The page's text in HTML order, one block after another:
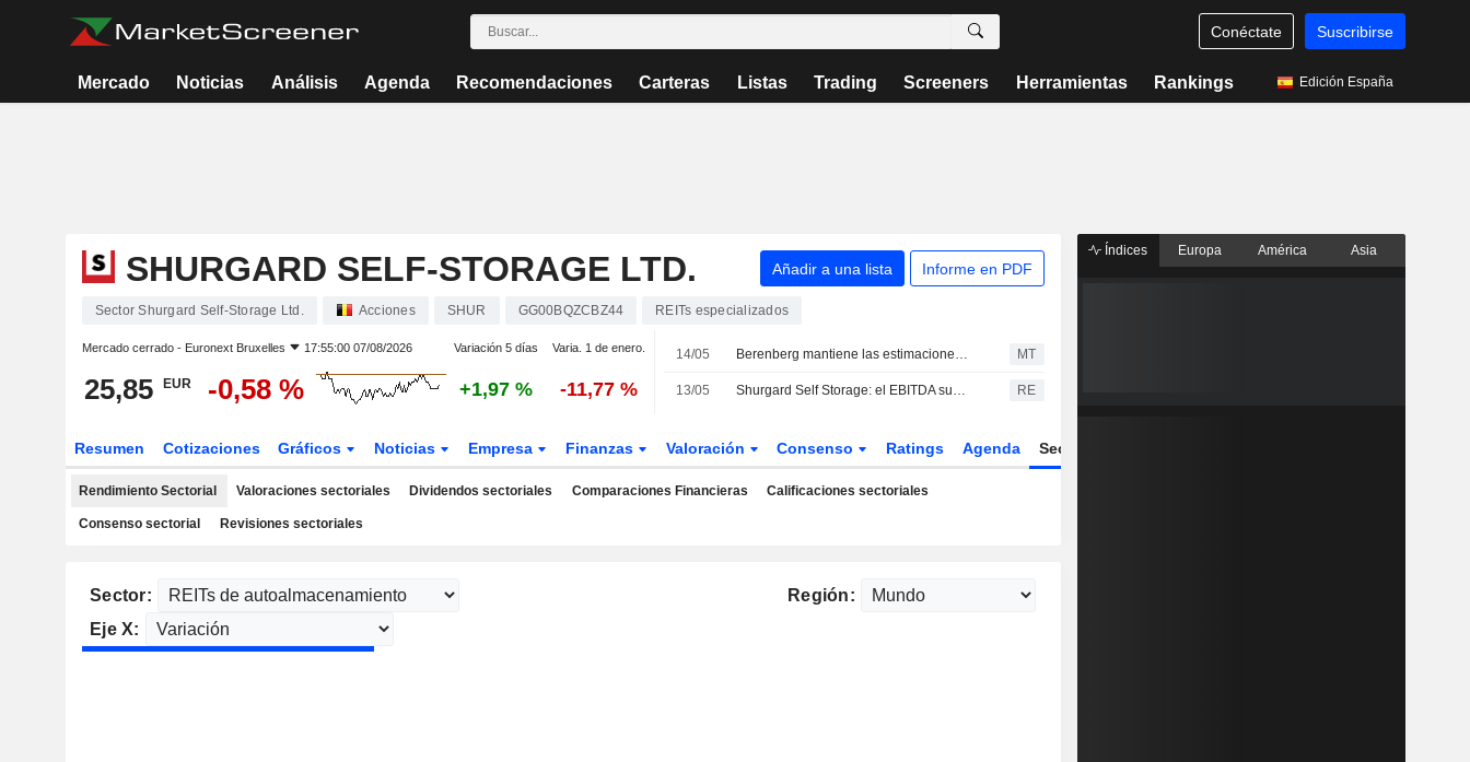
Conéctate Suscribirse
Mercado Noticias Análisis Agenda Recomendaciones Carteras Listas Trading Screeners Herramientas Rankings Edición España
SHURGARD SELF-STORAGE LTD. Añadir a una lista Informe en PDF
Sector Shurgard Self-Storage Ltd. Acciones SHUR GG00BQZCBZ44 REITs especializados
Mercado cerrado - Euronext Bruxelles 17:55:00 07/08/2026 Variación 5 días Varia. 1 de enero.
25,85 EUR -0,58 % +1,97 % -11,77 %
14/05 Berenberg mantiene las estimaciones de Shurgard tras los resultados del primer trimestre; mantiene el precio objetivo y la recomendación MT
13/05 Shurgard Self Storage: el EBITDA subyacente del primer trimestre alcanza los 56.2 millones de euros RE
Resumen Cotizaciones Gráficos Noticias Empresa Finanzas Valoración Consenso Ratings Agenda Sector
Rendimiento Sectorial Valoraciones sectoriales Dividendos sectoriales Comparaciones Financieras Calificaciones sectoriales
Consenso sectorial Revisiones sectoriales
Sector:
Región:
Eje X:
Índices Europa América Asia